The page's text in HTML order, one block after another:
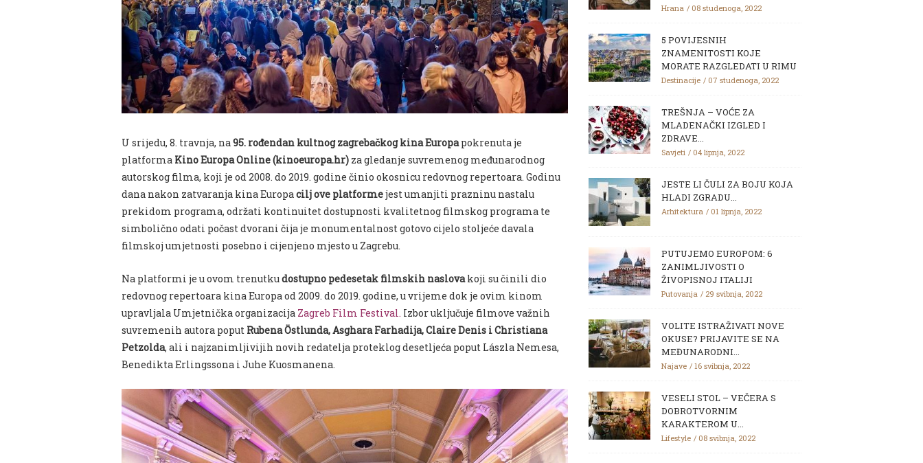
U srijedu, 8. travnja, na95. rođendan kultnog zagrebačkog kina Europapokrenuta je
platforma Kino Europa Online (kinoeuropa.hr) za gledanje suvremenog međunarodnog
autorskog filma, koji je od 2008. do 2019. godine činio okosnicu redovnog repertoara. Godinu
dana nakon zatvaranja kina Europacilj ove platformejest umanjiti prazninu nastalu
prekidom programa, održati kontinuitet dostupnosti kvalitetnog filmskog programa te
simbolično odati počast dvorani čija je monumentalnost gotovo cijelo stoljeće davala
filmskoj umjetnosti posebno i cijenjeno mjesto u Zagrebu.
Na platformi je u ovom trenutkudostupno pedesetak filmskih naslovakoji su činili dio
redovnog repertoara kina Europa od 2009. do 2019. godine, u vrijeme dok je ovim kinom
upravljala Umjetnička organizacija Zagreb Film Festival. Izbor uključuje filmove važnih
suvremenih autora poput Rubena Östlunda, Asghara Farhadija, Claire Denis i Christiana
Petzolda, ali i najzanimljivijih novih redatelja proteklog desetljeća poput Lászla Nemesa,
Benedikta Erlingssona i Juhe Kuosmanena.
Hrana 08 studenoga, 2022
5 POVIJESNIH
ZNAMENITOSTI KOJE
MORATE RAZGLEDATI U RIMU
Destinacije 07 studenoga, 2022
TREŠNJA – VOĆE ZA
MLADENAČKI IZGLED I
ZDRAVE...
Savjeti 04 lipnja, 2022
JESTE LI ČULI ZA BOJU KOJA
HLADI ZGRADU...
Arhitektura 01 lipnja, 2022
PUTUJEMO EUROPOM: 6
ZANIMLJIVOSTI O
ŽIVOPISNOJ ITALIJI
Putovanja 29 svibnja, 2022
VOLITE ISTRAŽIVATI NOVE
OKUSE? PRIJAVITE SE NA
MEĐUNARODNI...
Najave 16 svibnja, 2022
VESELI STOL – VEČERA S
DOBROTVORNIM
KARAKTEROM U...
Lifestyle 08 svibnja, 2022